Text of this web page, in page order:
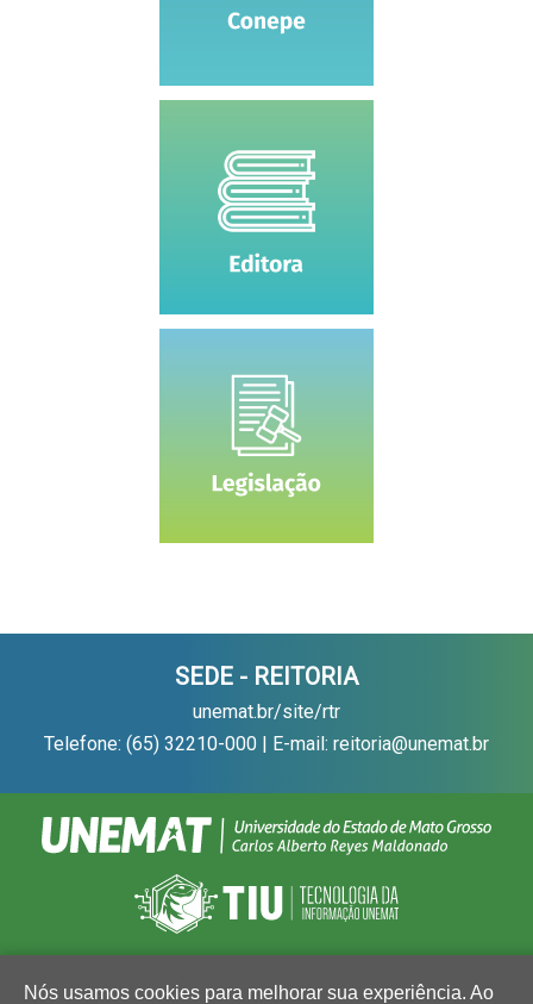
SEDE - REITORIA
unemat.br/site/rtr
Telefone: (65) 32210-000 | E-mail: reitoria@unemat.br
Nós usamos cookies para melhorar sua experiência. Ao